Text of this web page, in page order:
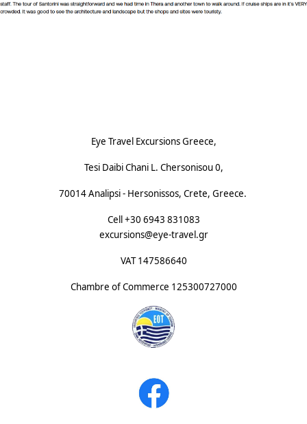
Eye Travel Excursions Greece,
Tesi Daibi Chani L. Chersonisou 0,
70014 Analipsi - Hersonissos, Crete, Greece.
Cell +30 6943 831083
excursions@eye-travel.gr
VAT 147586640
Chambre of Commerce 125300727000